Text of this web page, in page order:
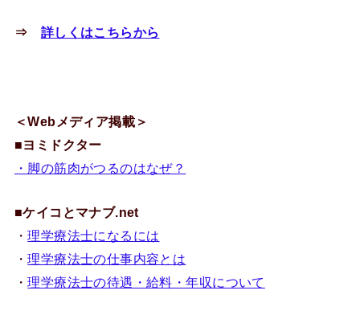
⇒ 詳しくはこちらから
＜Webメディア掲載＞
■ヨミドクター
・脚の筋肉がつるのはなぜ？
■ケイコとマナブ.net
・理学療法士になるには
・理学療法士の仕事内容とは
・理学療法士の待遇・給料・年収について